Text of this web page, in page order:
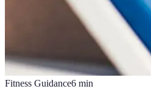
Fitness Guidance6 min